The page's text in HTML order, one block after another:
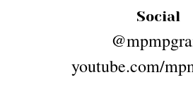
Social
youtube.com/